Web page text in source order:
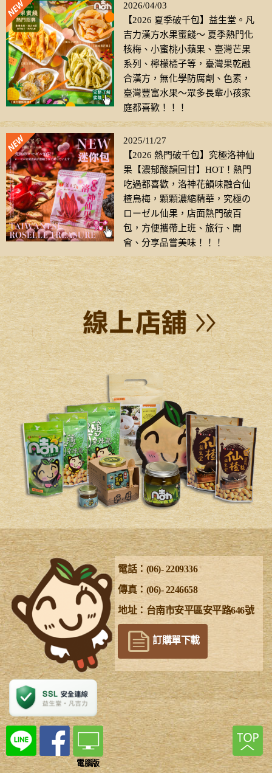
2026/04/03
【2026 夏季破千包】益生堂。凡
吉力漢方水果蜜餞～ 夏季熱門化
核梅、小蜜桃小蘋果、臺灣芒果
系列、檸檬橘子等，臺灣果乾融
合漢方，無化學防腐劑、色素，
臺灣豐富水果～眾多長輩小孩家
庭都喜歡！！！
2025/11/27
【2026 熱門破千包】究極洛神仙
果【濃郁酸韻回甘】HOT！熱門
吃過都喜歡，洛神花韻味融合仙
楂烏梅，顆顆濃縮精華，究極の
ローゼル仙果，店面熱門破百
包，方便攜帶上班、旅行、開
會、分享品嘗美味！！！
電話：(06)- 2209336
傳真：(06)- 2246658
地址：台南市安平區安平路646號
訂購單下載
電腦版